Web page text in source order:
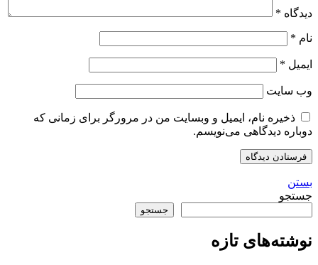
دیدگاه *
نام *
ایمیل *
وب‌ سایت
ذخیره نام، ایمیل و وبسایت من در مرورگر برای زمانی که
دوباره دیدگاهی می‌نویسم.
بستن
جستجو
جستجو
نوشته‌های تازه